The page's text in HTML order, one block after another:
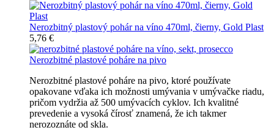
Nerozbitný plastový pohár na víno 470ml, čierny, Gold Plast
5,76 €
Nerozbitné plastové poháre na pivo
Nerozbitné plastové poháre na pivo, ktoré používate
opakovane vďaka ich možnosti umývania v umývačke riadu,
pričom vydržia až 500 umývacích cyklov. Ich kvalitné
prevedenie a vysoká čírosť znamená, že ich takmer
nerozoznáte od skla.